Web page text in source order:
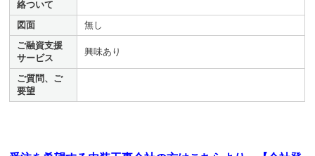
絡ついて
図面
無し
ご融資支援
サービス
興味あり
ご質問、ご
要望